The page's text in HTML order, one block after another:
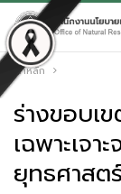
หน้าหลัก
ร่างขอบเ
เฉพาะเจ
ยุทธศาสต